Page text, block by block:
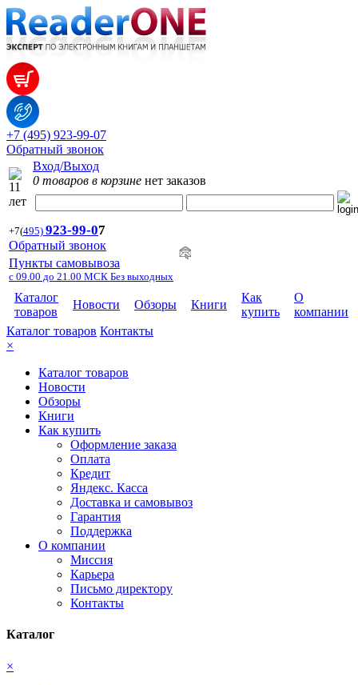
+7 (495) 923-99-07
Обратный звонок
Вход/Выход
0 товаров в корзине нет заказов
+7(495) 923-99-07
Обратный звонок
Пункты самовывоза
с 09.00 до 21.00 МСК Без выходных
Каталог
товаров
Новости Обзоры Книги
Как
купить
О
компании
Каталог товаров Контакты
×
Каталог товаров
Новости
Обзоры
Книги
Как купить
Оформление заказа
Оплата
Кредит
Яндекс. Касса
Доставка и самовывоз
Гарантия
Поддержка
О компании
Миссия
Карьера
Письмо директору
Контакты
Каталог
×